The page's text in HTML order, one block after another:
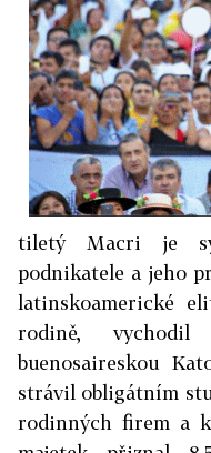
tiletý Macri je
podnikatele a jeho
latinskoamerické
rodině,
buenosaireskou
strávil obligátním
rodinných firem a